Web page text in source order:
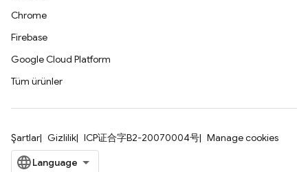
Chrome
Firebase
Google Cloud Platform
Tüm ürünler
Şartlar Gizlilik ICP证合字B2-20070004号 Manage cookies